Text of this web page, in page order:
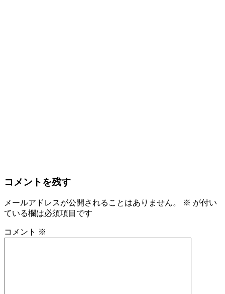
コメントを残す
メールアドレスが公開されることはありません。 ※ が付い
ている欄は必須項目です
コメント ※